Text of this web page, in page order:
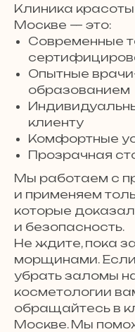
Клиника
Москве — это:
Современные
Опытные
образованием
клиенту
Комфортные
Прозрачная
Мы работаем с
и применяем
которые
и безопасность.
Не ждите, пока
морщинами. Если
убрать заломы
косметологии
обращайтесь в
Москве. Мы